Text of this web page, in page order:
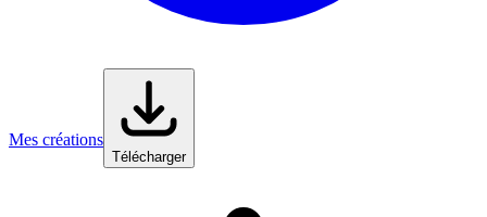
Mes créations
Télécharger